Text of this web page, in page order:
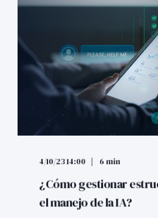
4/10/23 14:00 6 min
¿Cómo gestionar
el manejo de la IA?